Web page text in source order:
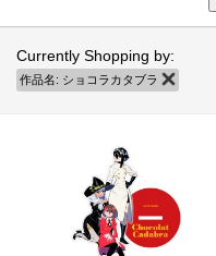
Currently Shopping by:
作品名: ショコラカタブラ